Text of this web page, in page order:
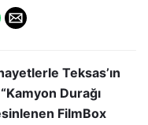
Teksas’ın
Durağı
FilmBox